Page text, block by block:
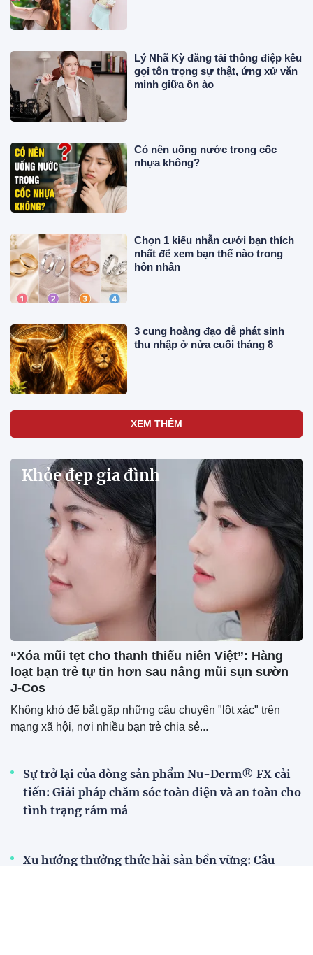
Lý Nhã Kỳ đăng tải thông điệp kêu
gọi tôn trọng sự thật, ứng xử văn
minh giữa ồn ào
Có nên uống nước trong cốc
nhựa không?
Chọn 1 kiểu nhẫn cưới bạn thích
nhất để xem bạn thế nào trong
hôn nhân
3 cung hoàng đạo dễ phát sinh
thu nhập ở nửa cuối tháng 8
XEM THÊM
Khỏe đẹp gia đình
“Xóa mũi tẹt cho thanh thiếu niên Việt”: Hàng
loạt bạn trẻ tự tin hơn sau nâng mũi sụn sườn
J-Cos
Không khó để bắt gặp những câu chuyện "lột xác" trên
mạng xã hội, nơi nhiều bạn trẻ chia sẻ...
Sự trở lại của dòng sản phẩm Nu-Derm® FX cải
tiến: Giải pháp chăm sóc toàn diện và an toàn cho
tình trạng rám má
Xu hướng thưởng thức hải sản bền vững: Câu